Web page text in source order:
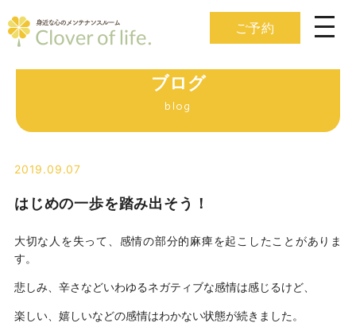
ご予約
ブログ
blog
2019.09.07
はじめの一歩を踏み出そう！
大切な人を失って、感情の部分的麻痺を起こしたことがありま
す。
悲しみ、辛さなどいわゆるネガティブな感情は感じるけど、
楽しい、嬉しいなどの感情はわかない状態が続きました。